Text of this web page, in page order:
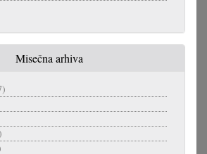
Misečna arhiva